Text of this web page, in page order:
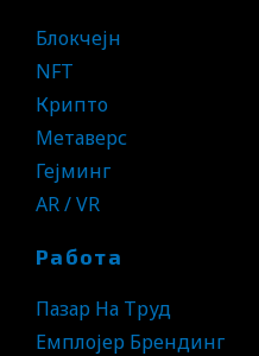
Блокчејн
NFT
Крипто
Метаверс
Гејминг
AR / VR
Работа
Пазар На Труд
Емплојер Брендинг